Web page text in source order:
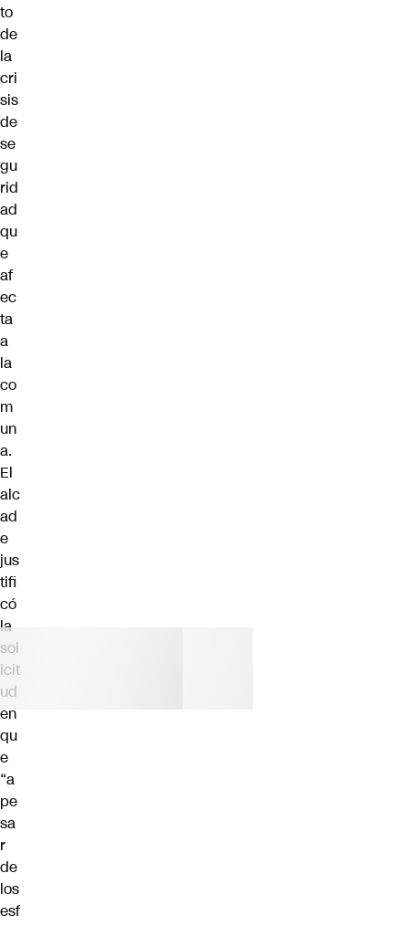
to
de
la
cri
sis
de
se
gu
rid
ad
qu
e
af
ec
ta
a
la
co
m
un
a.
El
alc
ad
e
jus
tifi
có
la
sol
icit
ud
en
qu
e
“a
pe
sa
r
de
los
esf